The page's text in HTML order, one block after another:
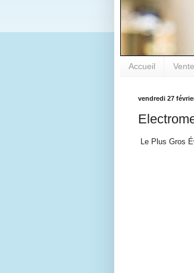
Accueil
vendredi 27
Le Plus Gros